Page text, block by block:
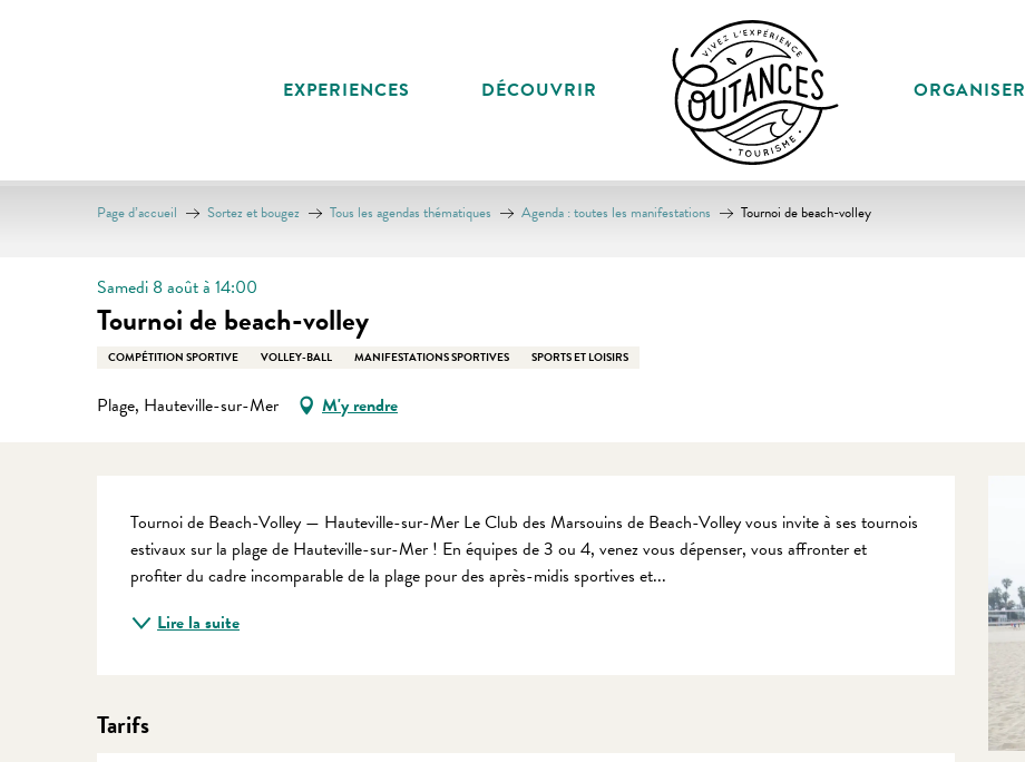
EXPERIENCES DÉCOUVRIR ORGANISER
Page d’accueil Sortez et bougez Tous les agendas thématiques Agenda : toutes les manifestations Tournoi de beach-volley
Samedi 8 août à 14:00
Tournoi de beach-volley
COMPÉTITION SPORTIVE VOLLEY-BALL MANIFESTATIONS SPORTIVES SPORTS ET LOISIRS
Plage, Hauteville-sur-Mer M'y rendre
Description
Tournoi de Beach-Volley — Hauteville-sur-Mer Le Club des Marsouins de Beach-Volley vous invite à ses tournois
estivaux sur la plage de Hauteville-sur-Mer ! En équipes de 3 ou 4, venez vous dépenser, vous affronter et
profiter du cadre incomparable de la plage pour des après-midis sportives et...
Lire la suite
Tarifs